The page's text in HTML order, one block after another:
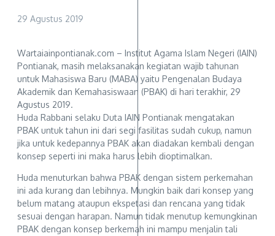
29 Agustus 2019
Wartaiainpontianak.com – Institut Agama Islam Negeri (IAIN)
Pontianak, masih melaksanakan kegiatan wajib tahunan
untuk Mahasiswa Baru (MABA) yaitu Pengenalan Budaya
Akademik dan Kemahasiswaan (PBAK) di hari terakhir, 29
Agustus 2019.
Huda Rabbani selaku Duta IAIN Pontianak mengatakan
PBAK untuk tahun ini dari segi fasilitas sudah cukup, namun
jika untuk kedepannya PBAK akan diadakan kembali dengan
konsep seperti ini maka harus lebih dioptimalkan.
Huda menuturkan bahwa PBAK dengan sistem perkemahan
ini ada kurang dan lebihnya. Mungkin baik dari konsep yang
belum matang ataupun ekspetasi dan rencana yang tidak
sesuai dengan harapan. Namun tidak menutup kemungkinan
PBAK dengan konsep berkemah ini mampu menjalin tali